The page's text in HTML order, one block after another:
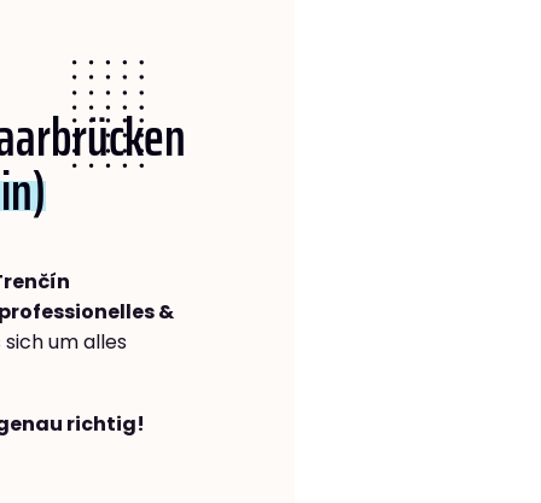
&
sich um alles
richtig!